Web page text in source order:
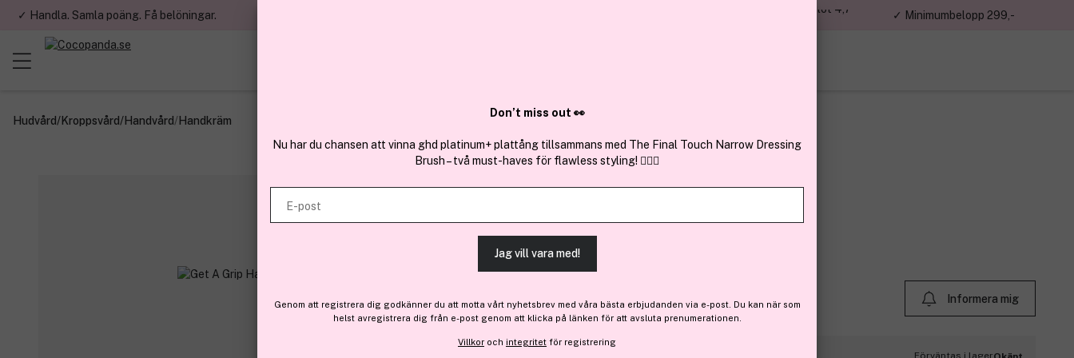
✓ Handla. Samla poäng. Få belöningar.
✓ Över 1,5 miljon kunder – Trustpilot 4,7
✓ Minimumbelopp 299,-
Hudvård/Kroppsvård/Handvård/Handkräm
Löwengrip
Get A Grip Hand Balm 50ml
(8)Läs produktrecensioner (6)
106 kr
Tillfälligt slut
Informera mig
Förväntas i lager
Don’t miss out 👀
Nu har du chansen att vinna ghd platinum+ plattång tillsammans med The Final Touch Narrow Dressing
Brush – två must-haves för flawless styling! 💇‍♀️✨
E-post
Jag vill vara med!
Genom att registrera dig godkänner du att motta vårt nyhetsbrev med våra bästa erbjudanden via e-post. Du kan när som
helst avregistrera dig från e-post genom att klicka på länken för att avsluta prenumerationen.
Villkor och integritet för registrering